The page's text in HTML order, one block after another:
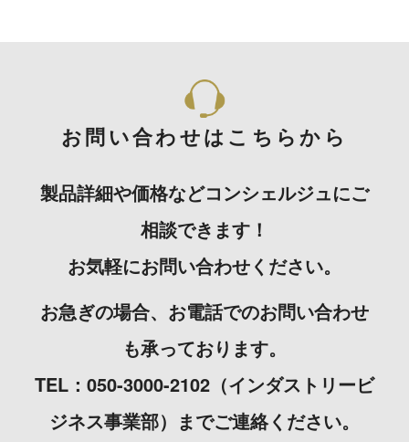
お問い合わせはこちらから
製品詳細や価格などコンシェルジュにご
相談できます！
お気軽にお問い合わせください。
お急ぎの場合、お電話でのお問い合わせ
も承っております。
TEL：050-3000-2102（インダストリービ
ジネス事業部）までご連絡ください。